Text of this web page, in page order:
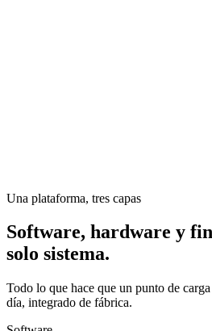
Una plataforma, tres capas
Software, hardware y
solo sistema.
Todo lo que hace que un punto de
día, integrado de fábrica.